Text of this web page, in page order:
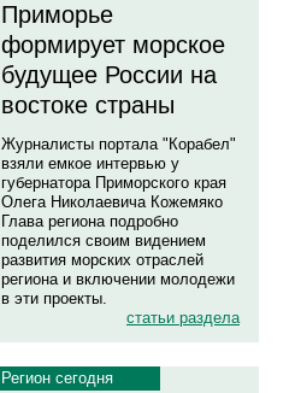
Приморье
формирует морское
будущее России на
востоке страны
Журналисты портала "Корабел"
взяли емкое интервью у
губернатора Приморского края
Олега Николаевича Кожемяко
Глава региона подробно
поделился своим видением
развития морских отраслей
региона и включении молодежи
в эти проекты.
статьи раздела
Регион сегодня